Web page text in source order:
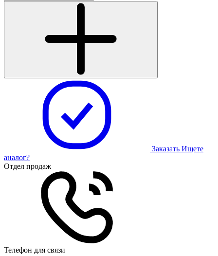
Заказать Ищете
аналог?
Отдел продаж
Телефон для связи